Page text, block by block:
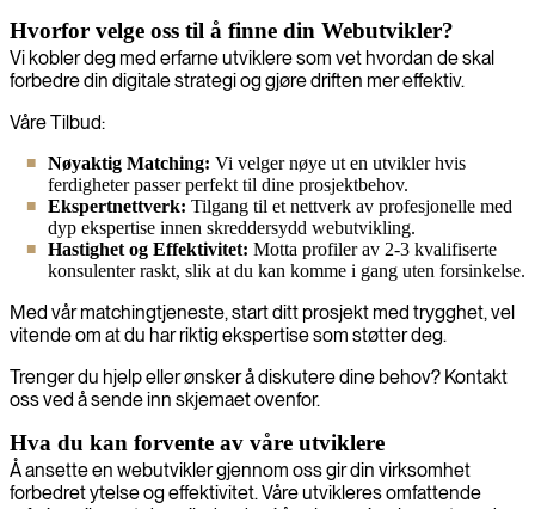
Hvorfor velge oss til å finne din Webutvikler?
Vi kobler deg med erfarne utviklere som vet hvordan de skal
forbedre din digitale strategi og gjøre driften mer effektiv.
Våre Tilbud:
Nøyaktig Matching: Vi velger nøye ut en utvikler hvis
ferdigheter passer perfekt til dine prosjektbehov.
Ekspertnettverk: Tilgang til et nettverk av profesjonelle med
dyp ekspertise innen skreddersydd webutvikling.
Hastighet og Effektivitet: Motta profiler av 2-3 kvalifiserte
konsulenter raskt, slik at du kan komme i gang uten forsinkelse.
Med vår matchingtjeneste, start ditt prosjekt med trygghet, vel
vitende om at du har riktig ekspertise som støtter deg.
Trenger du hjelp eller ønsker å diskutere dine behov? Kontakt
oss ved å sende inn skjemaet ovenfor.
Hva du kan forvente av våre utviklere
Å ansette en webutvikler gjennom oss gir din virksomhet
forbedret ytelse og effektivitet. Våre utvikleres omfattende